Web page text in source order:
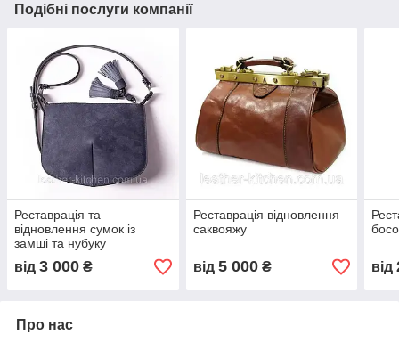
Подібні послуги компанії
Реставрація та
відновлення сумок із
замші та нубуку
від 3 000 ₴
Реставрація відновлення
саквояжу
від 5 000₴ від
Про нас